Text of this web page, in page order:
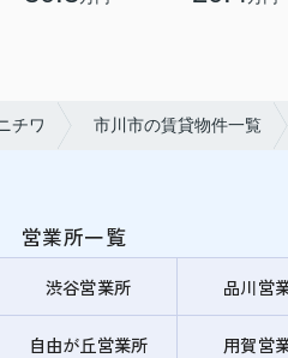
チワ 市川市の賃貸物件一覧
営業所一覧
渋谷営業所 品川営
自由が丘営業所 用賀営